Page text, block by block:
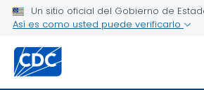
Un sitio oficial del Gobierno de
Así es como usted puede verificarlo
Temas de salud de la A a la Z
Acerca de los CDC